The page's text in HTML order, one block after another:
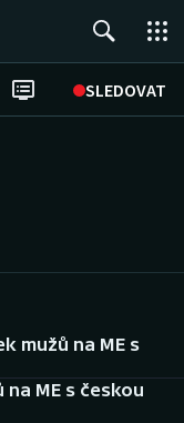
SLEDOVAT
mužů na ME s
ME s českou